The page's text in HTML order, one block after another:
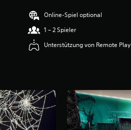
Online-Spiel optional
1 – 2 Spieler
Unterstützung von Remote Play